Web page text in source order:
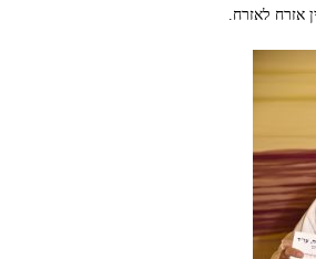
אזרח לאזרח.